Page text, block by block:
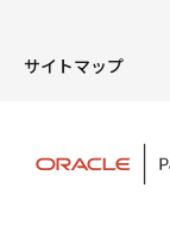
サイトマップ